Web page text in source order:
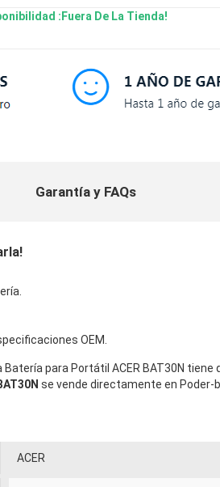
:Fuera De La Tienda!
Garantía y FAQs
OEM.
para Portátil ACER BAT30N
se vende directamente en
ACER